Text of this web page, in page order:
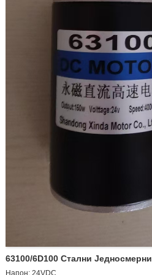
63100/6D100 Стални
Напон: 24VDC